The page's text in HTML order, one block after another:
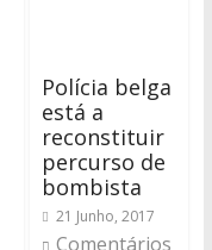
Polícia belga
está a
reconstituir
percurso de
bombista
21 Junho, 2017
Comentários